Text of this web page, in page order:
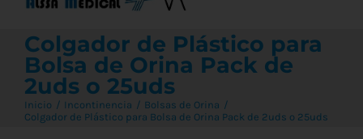
Colgador de Plástico para
Bolsa de Orina Pack de
2uds o 25uds
Inicio Incontinencia
Bolsas de Orina
Colgador de Plástico para Bolsa de Orina Pack de 2uds o 25uds